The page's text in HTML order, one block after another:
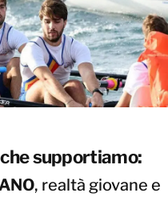
supportiamo:
, realtà giovane e